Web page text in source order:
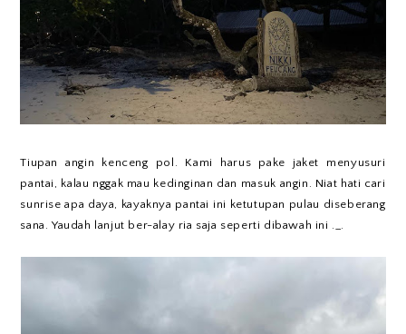
Tiupan angin kenceng pol. Kami harus pake jaket menyusuri
pantai, kalau nggak mau kedinginan dan masuk angin. Niat hati cari
sunrise apa daya, kayaknya pantai ini ketutupan pulau diseberang
sana. Yaudah lanjut ber-alay ria saja seperti dibawah ini ._.